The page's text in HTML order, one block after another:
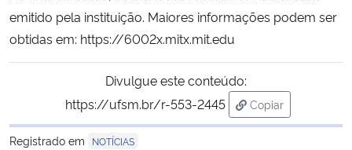
Ministério da Mulher, da Família e dos Direitos Humanos
Gabinete de Segurança Institucional
emitido pela instituição. Maiores informações podem ser
obtidas em: https://6002x.mitx.mit.edu
Divulgue este conteúdo:
https://ufsm.br/r-553-2445
Copiar
para área de
Registrado em
NOTÍCIAS